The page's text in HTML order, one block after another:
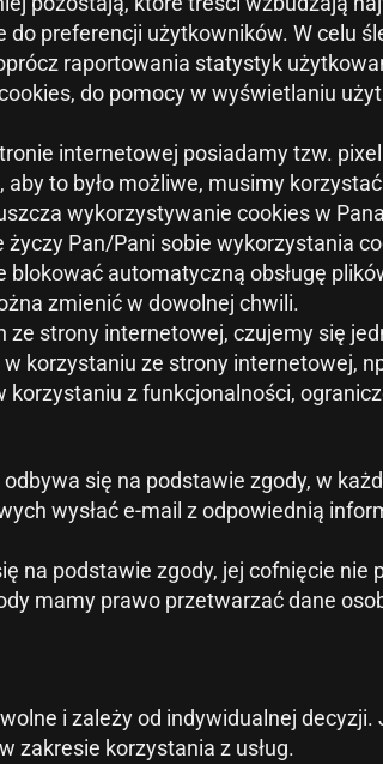
do preferencji użytkowników. W celu
raportowania statystyk
do pomocy w wyświetlaniu
internetowej posiadamy tzw.
to było możliwe, musimy
wykorzystywanie cookies w
Pan/Pani sobie wykorzystania
automatyczną obsługę
zmienić w dowolnej chwili.
strony internetowej, czujemy się
korzystaniu ze strony internetowej,
korzystaniu z funkcjonalności,
się na podstawie zgody, w
wysłać e-mail z odpowiednią
na podstawie zgody, jej cofnięcie
mamy prawo przetwarzać dane
i zależy od indywidualnej
zakresie korzystania z usług.